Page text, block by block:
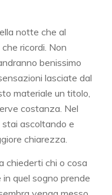
notte che al
ricordi. Non
benissimo
lasciate dal
materiale un titolo,
costanza. Nel
stai ascoltando e
chiarezza.
chiederti chi o cosa
quel sogno prende